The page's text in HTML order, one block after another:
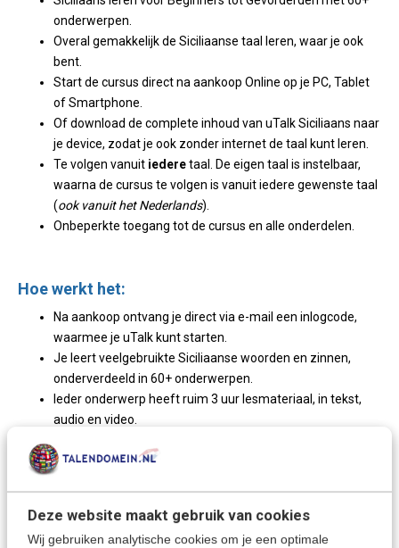
Deze website maakt gebruik van cookies
Wij gebruiken analytische cookies om je een optimale
onderwerpen.
Overal gemakkelijk de Siciliaanse taal leren, waar je ook
bent.
Start de cursus direct na aankoop Online op je PC, Tablet
of Smartphone.
Of download de complete inhoud van uTalk Siciliaans naar
je device, zodat je ook zonder internet de taal kunt leren.
Te volgen vanuit iederetaal. De eigen taal is instelbaar,
waarna de cursus te volgen is vanuit iedere gewenste taal
(ook vanuit het Nederlands).
Onbeperkte toegang tot de cursus en alle onderdelen.
Hoe werkt het:
Na aankoop ontvang je direct via e-mail een inlogcode,
waarmee je uTalk kunt starten.
Je leert veelgebruikte Siciliaanse woorden en zinnen,
onderverdeeld in 60+ onderwerpen.
Ieder onderwerp heeft ruim 3 uur lesmateriaal, in tekst,
audio en video.
vergelijk je uitspraak met moedertaalsprekers.
Test je taalkennis. Oefeningen Siciliaans voor beginners
en gevorderden.